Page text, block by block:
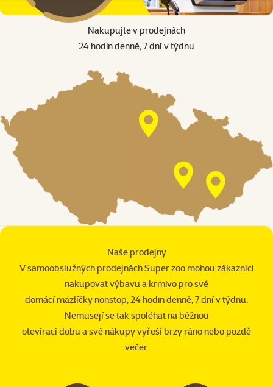
Nakupujte v prodejnách
24 hodin denně, 7 dní v týdnu
Naše prodejny
V samoobslužných prodejnách Super zoo mohou zákazníci
nakupovat výbavu a krmivo pro své
domácí mazlíčky nonstop, 24 hodin denně, 7 dní v týdnu.
Nemusejí se tak spoléhat na běžnou
otevírací dobu a své nákupy vyřeší brzy ráno nebo pozdě
večer.